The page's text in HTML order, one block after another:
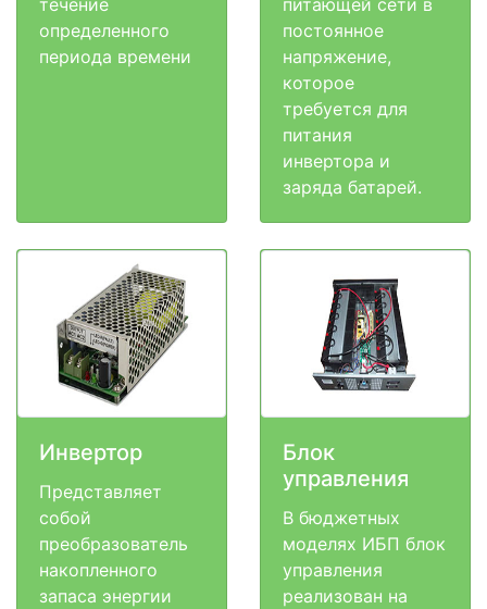
течение
определенного
периода времени
питающей сети в
постоянное
напряжение,
которое
требуется для
питания
инвертора и
заряда батарей.
Инвертор
Представляет
собой
преобразователь
накопленного
запаса энергии
Блок
управления
В бюджетных
моделях ИБП блок
управления
реализован на